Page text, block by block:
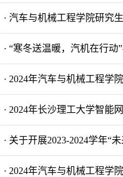
· 汽车与机械工程学院研究
· “寒冬送温暖，汽机在行
· 2024年汽车与机械工程学
· 2024年长沙理工大学智能
· 关于开展2023-2024学年“
· 2024年汽车与机械工程学